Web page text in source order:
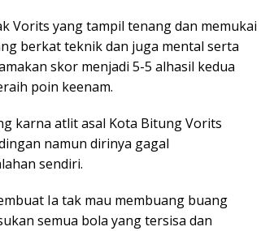
Vorits yang tampil tenang dan memukai
berkat teknik dan juga mental serta
skor menjadi 5-5 alhasil kedua
poin keenam.
karna atlit asal Kota Bitung Vorits
namun dirinya gagal
sendiri.
Ia tak mau membuang buang
semua bola yang tersisa dan